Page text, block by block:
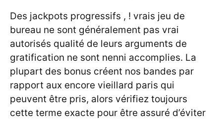
Des jackpots progressifs , ! vrais jeu de
bureau ne sont généralement pas vrai
autorisés qualité de leurs arguments de
gratification ne sont nenni accomplies. La
plupart des bonus créent nos bandes par
rapport aux encore vieillard paris qui
peuvent être pris, alors vérifiez toujours
cette terme exacte pour être assuré d’éviter